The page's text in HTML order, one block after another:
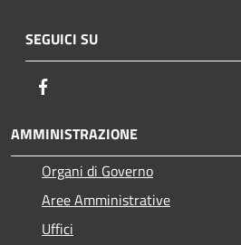
SEGUICI SU
AMMINISTRAZIONE
Organi di Governo
Aree Amministrative
Uffici